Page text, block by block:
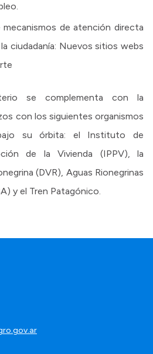
mecanismos de atención directa
ciudadanía: Nuevos sitios webs
se complementa con la
con los siguientes organismos
su órbita: el Instituto de
de la Vivienda (IPPV), la
(DVR), Aguas Rionegrinas
y el Tren Patagónico.